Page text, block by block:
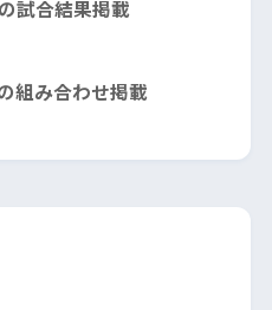
試合結果掲載
組み合わせ掲載